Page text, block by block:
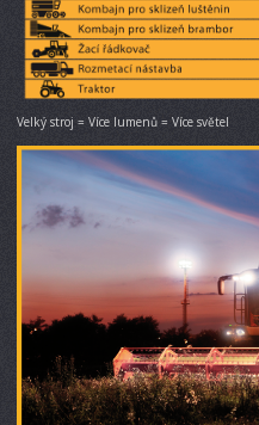
Velký stroj = Více lumenů = Více světel